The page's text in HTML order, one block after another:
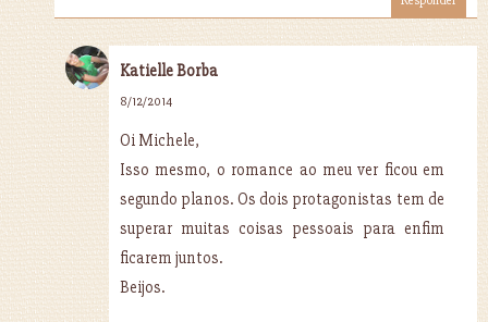
Katielle Borba
8/12/2014
Oi Michele,
Isso mesmo, o romance ao meu ver ficou em
segundo planos. Os dois protagonistas tem de
superar muitas coisas pessoais para enfim
ficarem juntos.
Beijos.